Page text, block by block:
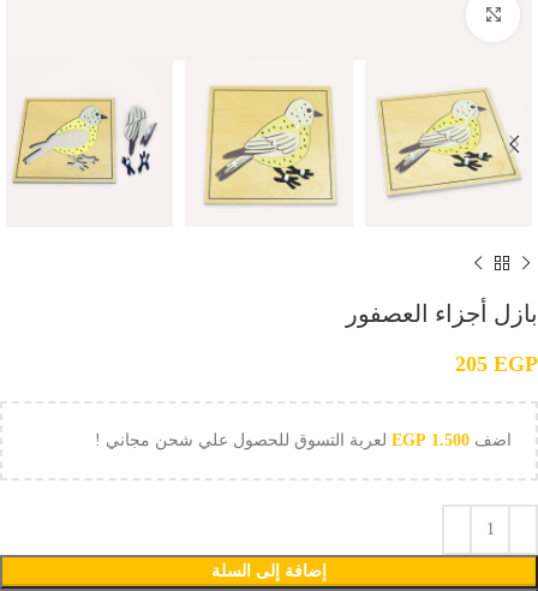
بازل أجزاء العصفور
205 EGP
اضف 1.500
EGP لعربة التسوق للحصول علي شحن مجاني !
إضافة إلى السلة